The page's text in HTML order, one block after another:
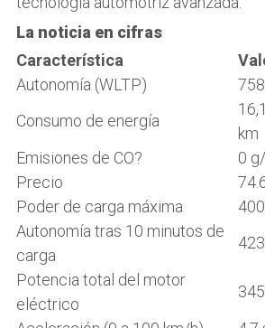
La noticia en cifras
Característica
Autonomía (WLTP)
Consumo de energía
km
Emisiones de CO?
0
Precio
Poder de carga máxima
Autonomía tras 10 minutos de
carga
Potencia total del motor
eléctrico